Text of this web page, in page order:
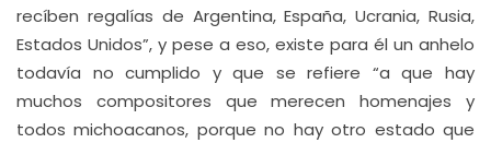
recíben regalías de Argentina, España, Ucrania, Rusia,
Estados Unidos”, y pese a eso, existe para él un anhelo
todavía no cumplido y que se refiere “a que hay
muchos compositores que merecen homenajes y
todos michoacanos, porque no hay otro estado que